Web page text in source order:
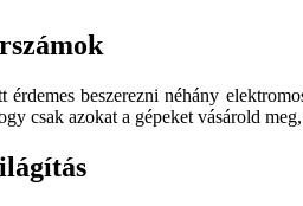
érdemes beszerezni néhány
csak azokat a gépeket vásárold